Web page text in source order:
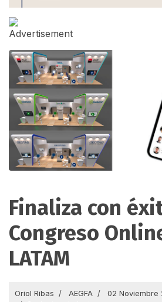
Finaliza con
Congreso
LATAM
Oriol Ribas AEGFA
02 Noviembre